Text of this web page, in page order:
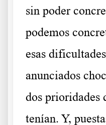
sin poder
podemos
esas
anunciados
dos prioridades
tenían. Y,